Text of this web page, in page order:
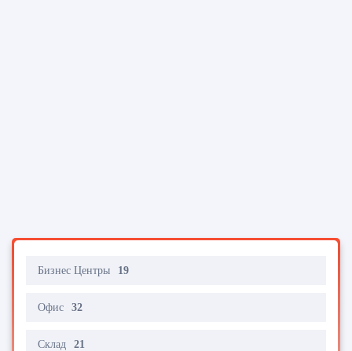
Бизнес Центры 19
Офис 32
Склад 21